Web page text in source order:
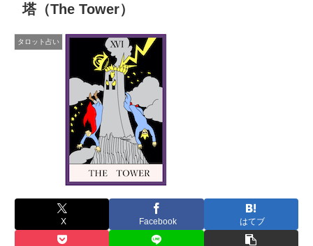
塔（The Tower）
タロット占い
X Facebook はてブ